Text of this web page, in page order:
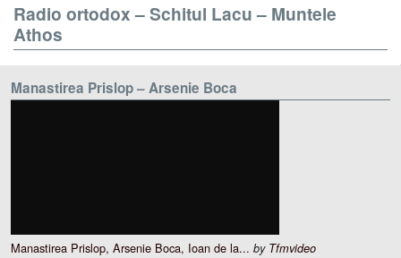
Radio ortodox – Schitul Lacu – Muntele
Athos
Manastirea Prislop – Arsenie Boca
Manastirea Prislop, Arsenie Boca, Ioan de la... by Tfmvideo